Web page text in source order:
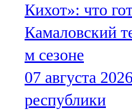
Кихот»: что
Камаловский
м сезоне
07 августа 2026
республики